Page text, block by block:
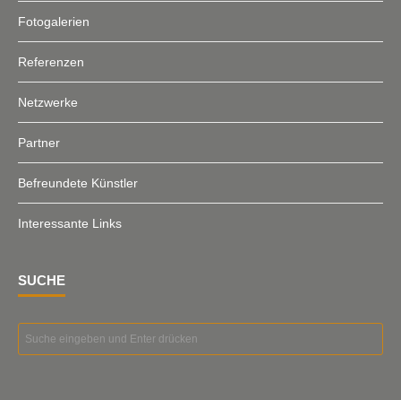
Fotogalerien
Referenzen
Netzwerke
Partner
Befreundete Künstler
Interessante Links
SUCHE